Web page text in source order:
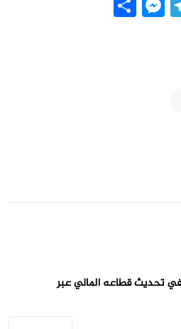
تحديث قطاعه المالي عبر